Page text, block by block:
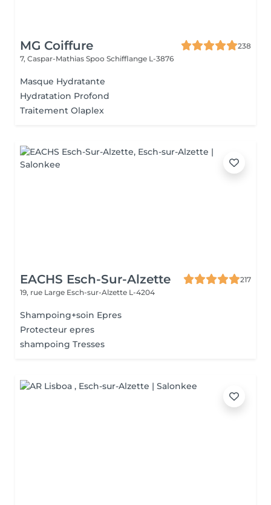
MG Coiffure
238
7, Caspar-Mathias Spoo Schifflange L-3876
Masque Hydratante
Hydratation Profond
Traitement Olaplex
EACHS Esch-Sur-Alzette
217
19, rue Large Esch-sur-Alzette L-4204
Shampoing+soin Epres
Protecteur epres
shampoing Tresses